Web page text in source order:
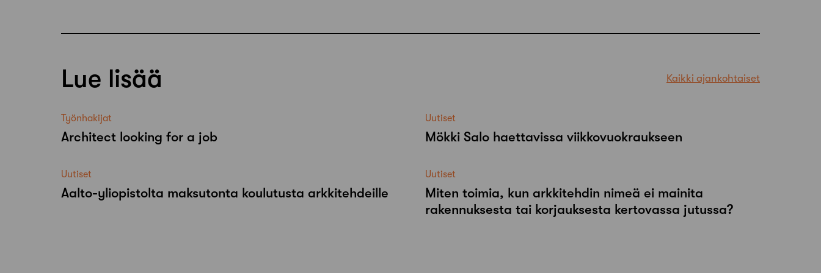
Lue lisää Kaikki ajankohtaiset
Työnhakijat
Architect looking for a job
Uutiset
Mökki Salo haettavissa viikkovuokraukseen
Uutiset
Aalto-​yliopistolta maksutonta koulutusta arkkitehdeille
Uutiset
Miten toimia, kun arkkitehdin nimeä ei mainita
rakennuksesta tai korjauksesta kertovassa jutussa?